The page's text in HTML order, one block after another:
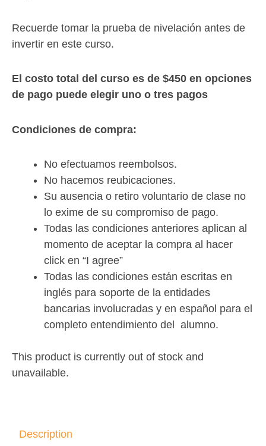
Recuerde tomar la prueba de nivelación antes de
invertir en este curso.
El costo total del curso es de $450 en opciones
de pago puede elegir uno o tres pagos
Condiciones de compra:
No efectuamos reembolsos.
No hacemos reubicaciones.
Su ausencia o retiro voluntario de clase no
lo exime de su compromiso de pago.
Todas las condiciones anteriores aplican al
momento de aceptar la compra al hacer
click en “I agree”
Todas las condiciones están escritas en
inglés para soporte de la entidades
bancarias involucradas y en español para el
completo entendimiento del alumno.
This product is currently out of stock and
unavailable.
Description